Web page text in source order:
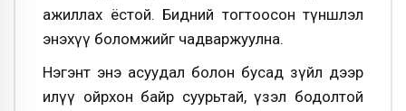
ажиллах ёстой. Бидний тогтоосон түншлэл
энэхүү боломжийг чадваржуулна.
Нэгэнт энэ асуудал болон бусад зүйл дээр
илүү ойрхон байр суурьтай, үзэл бодолтой